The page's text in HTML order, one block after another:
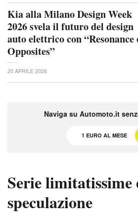
Kia alla Milano Design Week
2026 svela il futuro del design
auto elettrico con “Resonance
Opposites”
20 APRILE 2026
Naviga su Automoto.it
1 EURO AL MESE
Serie limitatissime
speculazione